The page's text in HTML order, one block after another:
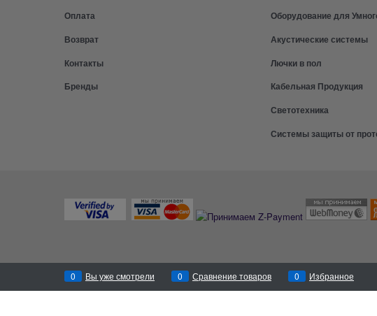
Оплата
Возврат
Контакты
Бренды
Оборудование для
Акустические системы
Лючки в пол
Кабельная Продукция
Светотехника
Системы защиты от
0 Вы уже смотрели 0 Сравнение товаров 0 Избранное